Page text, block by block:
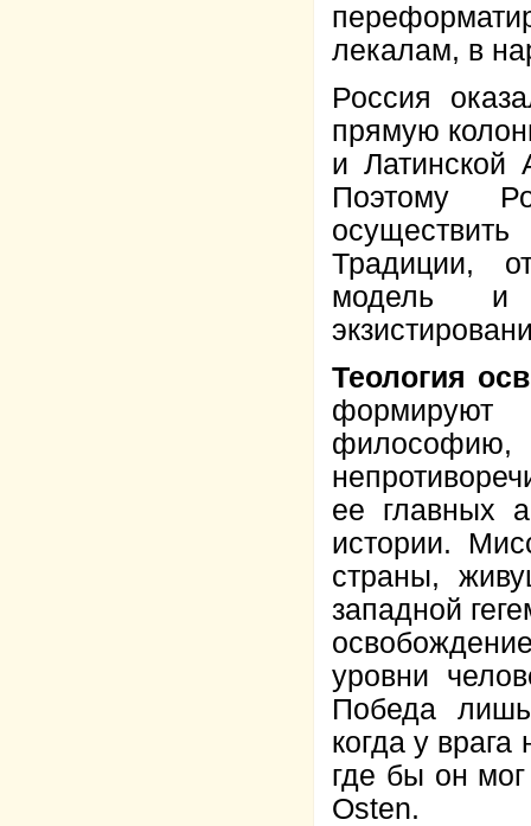
лекалам, в
Россия
прямую
и Латинской
Поэтому
Традиции,
модель и
Теология
формируют
ее главных
истории.
страны,
западной
уровни
Победа
когда у
где бы он
Osten.